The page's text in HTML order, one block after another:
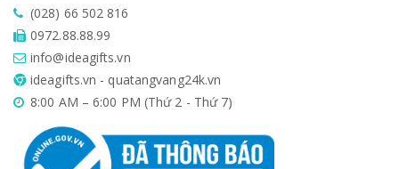
(028) 66 502 816
0972.88.88.99
info@ideagifts.vn
ideagifts.vn - quatangvang24k.vn
8:00 AM – 6:00 PM (Thứ 2 - Thứ 7)